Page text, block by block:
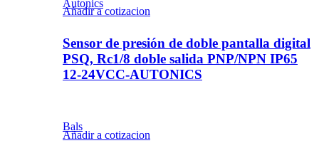
Autonics
Añadir a cotizacion
Sensor de presión de doble pantalla digital
PSQ, Rc1/8 doble salida PNP/NPN IP65
12-24VCC-AUTONICS
Bals
Añadir a cotizacion